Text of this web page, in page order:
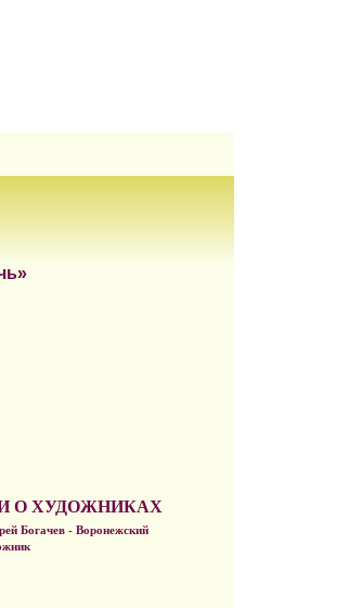
О ХУДОЖНИКАХ
Богачев - Воронежский